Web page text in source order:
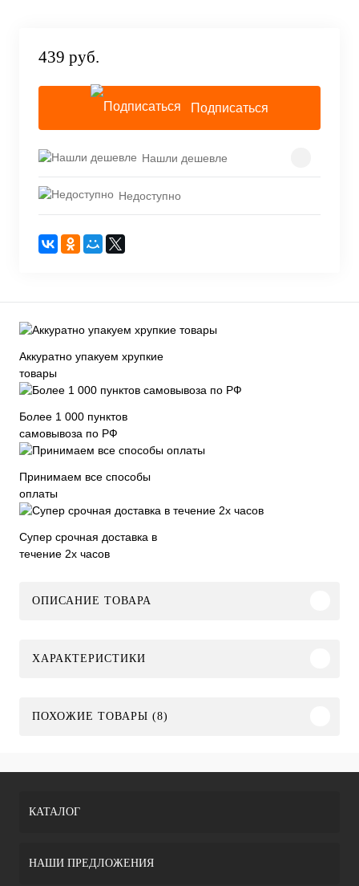
439 руб.
Подписаться
Нашли дешевле
Недоступно
Аккуратно упакуем хрупкие
товары
Более 1 000 пунктов
самовывоза по РФ
Принимаем все способы
оплаты
Супер срочная доставка в
течение 2х часов
ОПИСАНИЕ ТОВАРА
ХАРАКТЕРИСТИКИ
ПОХОЖИЕ ТОВАРЫ (8)
КАТАЛОГ
НАШИ ПРЕДЛОЖЕНИЯ